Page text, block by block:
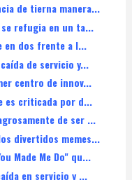
de tierna manera...
refugia en un ta...
en dos frente a l...
de servicio y...
centro de innov...
es criticada por d...
de ser ...
divertidos memes...
Made Me Do" qu...
en servicio y ...